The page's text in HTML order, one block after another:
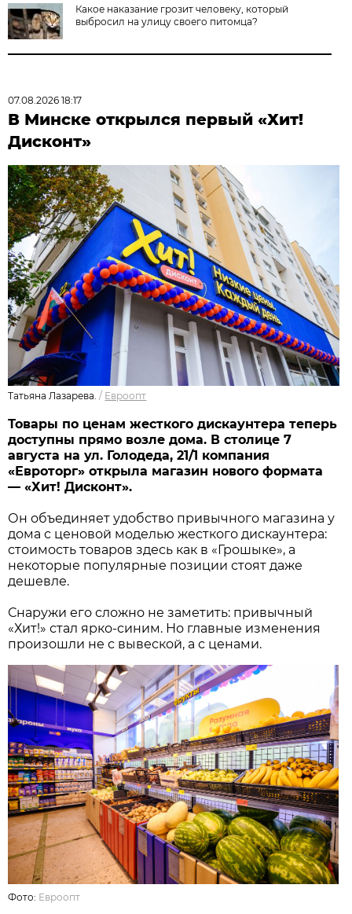
Какое наказание грозит человеку, который
выбросил на улицу своего питомца?
07.08.2026 18:17
В Минске открылся первый «Хит!
Дисконт»
Татьяна Лазарева. / Евроопт
Товары по ценам жесткого дискаунтера теперь
доступны прямо возле дома. В столице 7
августа на ул. Голодеда, 21/1 компания
«Евроторг» открыла магазин нового формата
— «Хит! Дисконт».
Он объединяет удобство привычного магазина у
дома с ценовой моделью жесткого дискаунтера:
стоимость товаров здесь как в «Грошыке», а
некоторые популярные позиции стоят даже
дешевле.
Снаружи его сложно не заметить: привычный
«Хит!» стал ярко-синим. Но главные изменения
произошли не с вывеской, а с ценами.
Фото: Евроопт